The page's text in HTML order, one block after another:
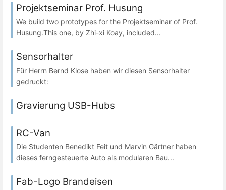
Projektseminar Prof. Husung
We build two prototypes for the Projektseminar of Prof.
Husung.This one, by Zhi-xi Koay, included...
Sensorhalter
Für Herrn Bernd Klose haben wir diesen Sensorhalter
gedruckt:
Gravierung USB-Hubs
RC-Van
Die Studenten Benedikt Feit und Marvin Gärtner haben
dieses ferngesteuerte Auto als modularen Bau...
Fab-Logo Brandeisen